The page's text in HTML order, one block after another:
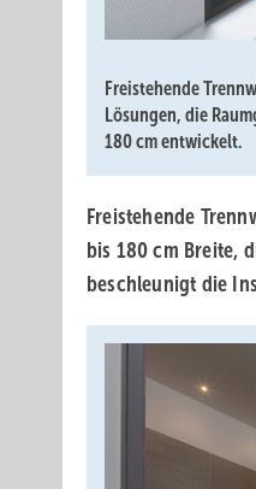
Freistehende
Lösungen, die
180 cm entwickelt.
Freistehende
bis 180 cm Breite,
beschleunigt die